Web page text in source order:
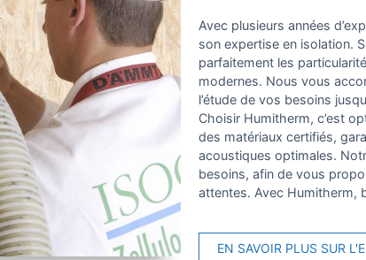
Avec plusieurs années
son expertise en isolation.
parfaitement les
modernes. Nous vous
l’étude de vos besoins
Choisir Humitherm, c’est
des matériaux certifiés,
acoustiques optimales.
besoins, afin de vous
attentes. Avec Humitherm,
EN SAVOIR PLUS SUR